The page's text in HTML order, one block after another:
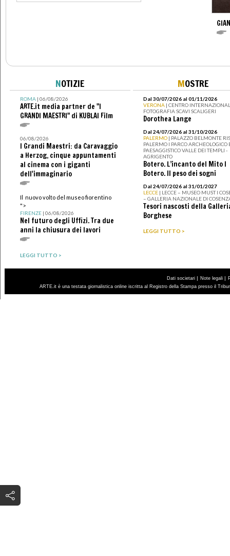
NOTIZIE
ROMA| 06/08/2026
ARTE.it media partner de "I
GRANDI MAESTRI" di KUBLAI Film
06/08/2026
I Grandi Maestri: da Caravaggio
a Herzog, cinque appuntamenti
al cinema con i giganti
dell'immaginario
Il nuovo volto del museo fiorentino
">
FIRENZE| 06/08/2026
Nel futuro degli Uffizi. Tra due
anni la chiusura dei lavori
LEGGI TUTTO >
MOSTRE
Dal 30/07/2026 al 01/11/2026
VERONA | CENTRO
FOTOGRAFIA SCAVI SCALIGERI
Dorothea Lange
Dal 24/07/2026 al 31/10/2026
PALERMO | PALAZZO BELMONTE
PALERMO I PARCO ARCHEOLOGICO
PAESAGGISTICO VALLE DEI TEMPLI -
AGRIGENTO
Botero. L’incanto del Mito I
Botero. Il peso dei sogni
Dal 24/07/2026 al 31/01/2027
LECCE | LECCE – MUSEO MUST I
– GALLERIA NAZIONALE DI
Tesori nascosti della
Borghese
LEGGI TUTTO >
Dati societari | Note legali |
ARTE.it è una testata giornalistica online iscritta al Registro della Stampa presso il